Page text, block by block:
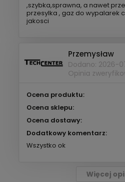
,szybka,sprawna, a nawet
przesylka , gaz do wypalarek
jakosci
Przemysław
Dodano: 2026-
Opinia
Ocena produktu:
Ocena sklepu:
Ocena dostawy:
Dodatkowy komentarz:
Wszystko ok
Więcej